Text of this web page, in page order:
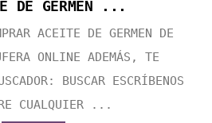
DE GERMEN ...
ACEITE DE GERMEN DE
ONLINE ADEMÁS, TE
BUSCAR ESCRÍBENOS
CUALQUIER ...